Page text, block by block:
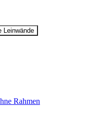
Leinwände
Rahmen